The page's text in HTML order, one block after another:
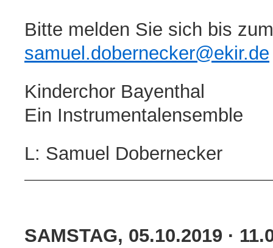
Bitte melden Sie sich bis
samuel.dobernecker@ekir.de
Kinderchor Bayenthal
Ein Instrumentalensemble
L: Samuel Dobernecker
SAMSTAG, 05.10.2019 ·